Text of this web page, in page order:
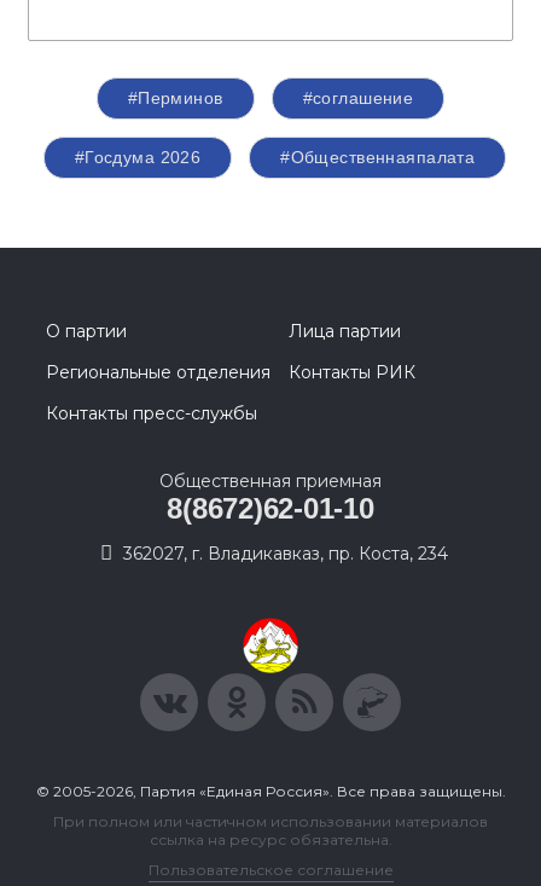
#Перминов #соглашение
#Госдума 2026 #Общественнаяпалата
О партии
Лица партии
Региональные отделения
Контакты РИК
Контакты пресс-службы
Общественная приемная
8(8672)62-01-10
362027, г. Владикавказ, пр. Коста, 234
© 2005-2026, Партия «Единая Россия». Все права защищены.
При полном или частичном использовании материалов
ссылка на ресурс обязательна.
Пользовательское соглашение